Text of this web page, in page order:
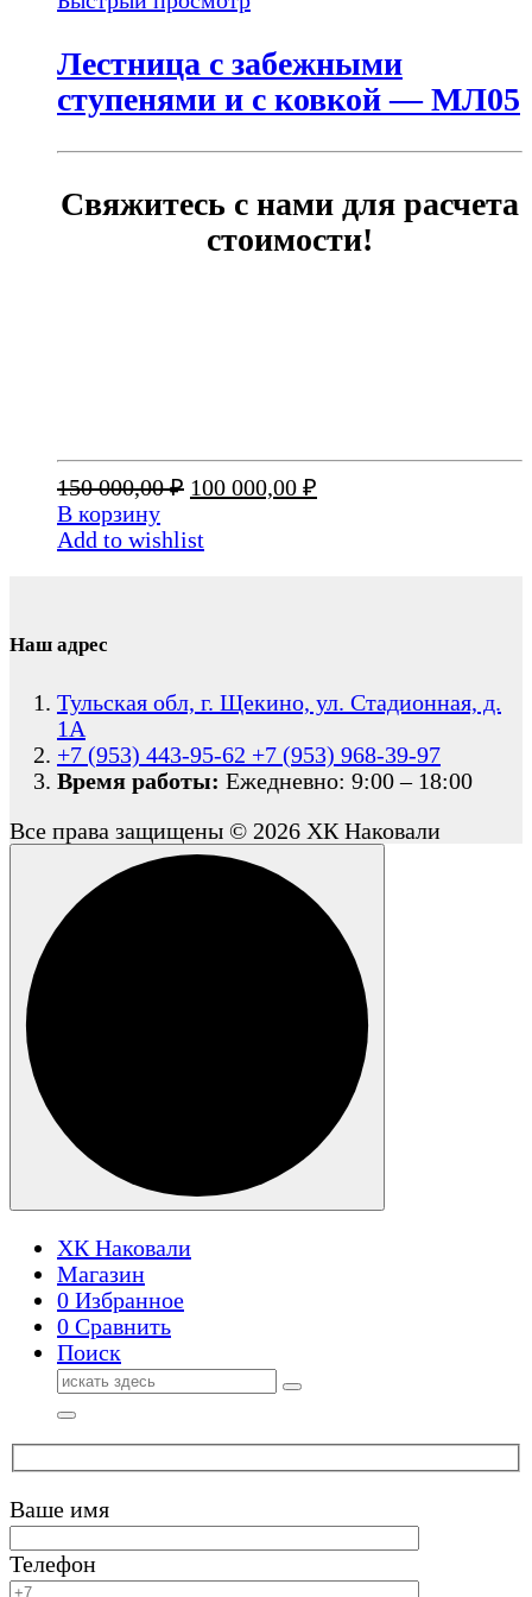
Лестница с забежными
ступенями и с ковкой — МЛ05
Свяжитесь с нами для расчета
стоимости!
150 000,00₽ Первоначальная
составляла
100 000,00 ₽
В корзину
Add to wishlist
Наш адрес
Тульская обл, г. Щекино, ул. Стадионная, д.
1А
+7 (953) 443-95-62 +7 (953) 968-39-97
Время работы: Ежедневно: 9:00 – 18:00
Все права защищены © 2026 ХК Наковали
ХК Наковали
Магазин
0 Избранное
0 Сравнить
Поиск
Поиск
Ваше имя
Телефон